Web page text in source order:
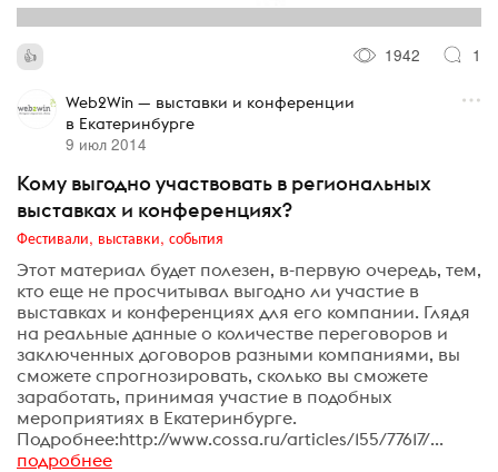
1942 1
Web2Win — выставки и конференции
в Екатеринбурге
9 июл 2014
Кому выгодно участвовать в региональных
выставках и конференциях?
Фестивали, выставки, события
Этот материал будет полезен, в-первую очередь, тем,
кто еще не просчитывал выгодно ли участие в
выставках и конференциях для его компании. Глядя
на реальные данные о количестве переговоров и
заключенных договоров разными компаниями, вы
сможете спрогнозировать, сколько вы сможете
заработать, принимая участие в подобных
мероприятиях в Екатеринбурге.
Подробнее:http://www.cossa.ru/articles/155/77617/...
подробнее